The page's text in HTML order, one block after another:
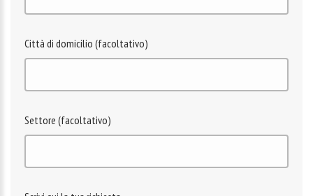
Città di domicilio (facoltativo)
Settore (facoltativo)